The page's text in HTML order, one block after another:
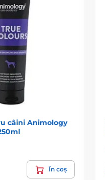
câini Animology
În coș